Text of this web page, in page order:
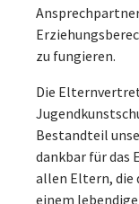
zu fungieren.
Die
Bestandteil
dankbar für das
allen Eltern, die
einem